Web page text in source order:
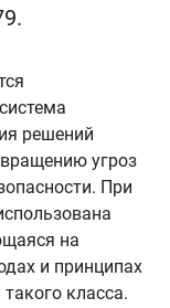
решений
угроз
При
на
и принципах
класса.